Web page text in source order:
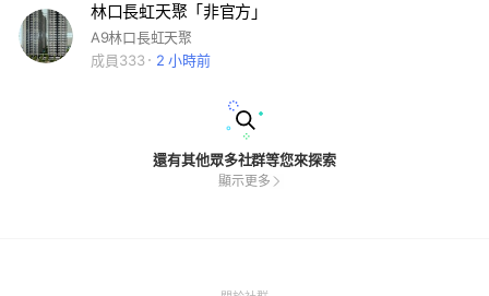
林口長虹天聚「非官方」
A9林口長虹天聚
成員333
2 小時前
還有其他眾多社群等您來探索
顯示更多